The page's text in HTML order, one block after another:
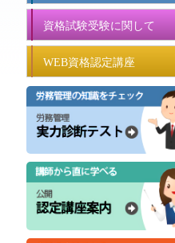
資格試験受験に関して
WEB資格認定講座